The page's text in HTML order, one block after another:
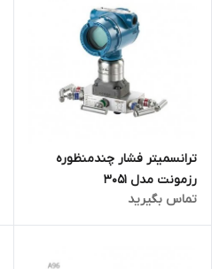
ترانسمیتر فشار چندمنظوره
رزمونت مدل 3051
تماس بگیرید